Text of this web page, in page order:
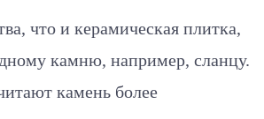
что и керамическая плитка,
камню, например, сланцу.
камень более